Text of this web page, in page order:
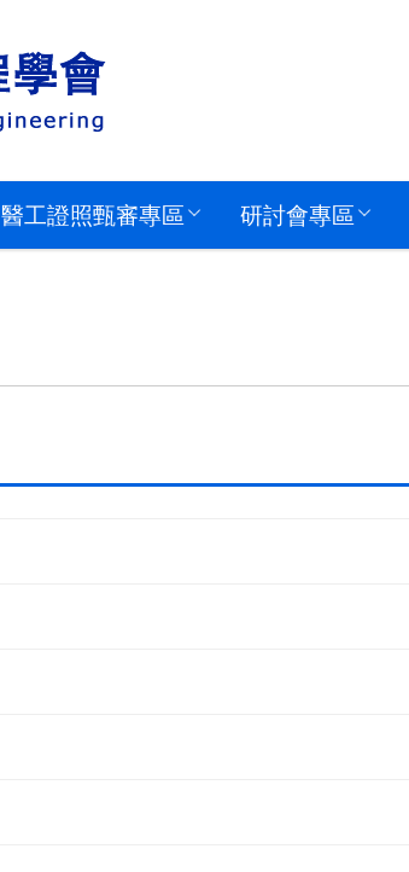
醫工證照甄審專區 研討會專區